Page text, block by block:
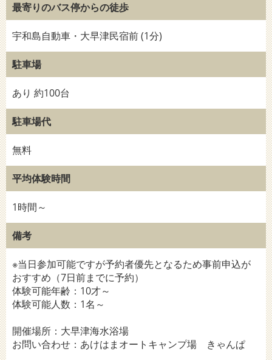
最寄りのバス停からの徒歩
宇和島自動車・大早津民宿前 (1分)
駐車場
あり 約100台
駐車場代
無料
平均体験時間
1時間～
備考
※当日参加可能ですが予約者優先となるため事前申込が
おすすめ（7日前までに予約）
体験可能年齢：10才～
体験可能人数：1名～
開催場所：大早津海水浴場
お問い合わせ：あけはまオートキャンプ場 きゃんぱ